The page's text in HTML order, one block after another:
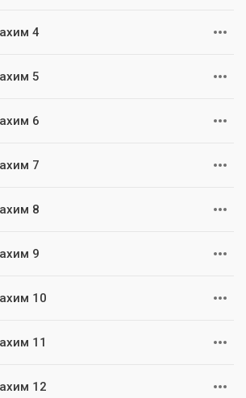
4
5
6
7
8
9
10
11
12